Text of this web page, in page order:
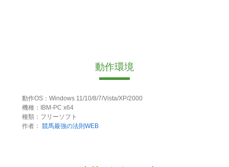
動作環境
動作OS：Windows 11/10/8/7/Vista/XP/2000
機種：IBM-PC x64
種類：フリーソフト
作者： 競馬最強の法則WEB